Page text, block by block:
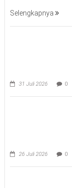
Selengkapnya
31 Juli 2026 0
26 Juli 2026 0